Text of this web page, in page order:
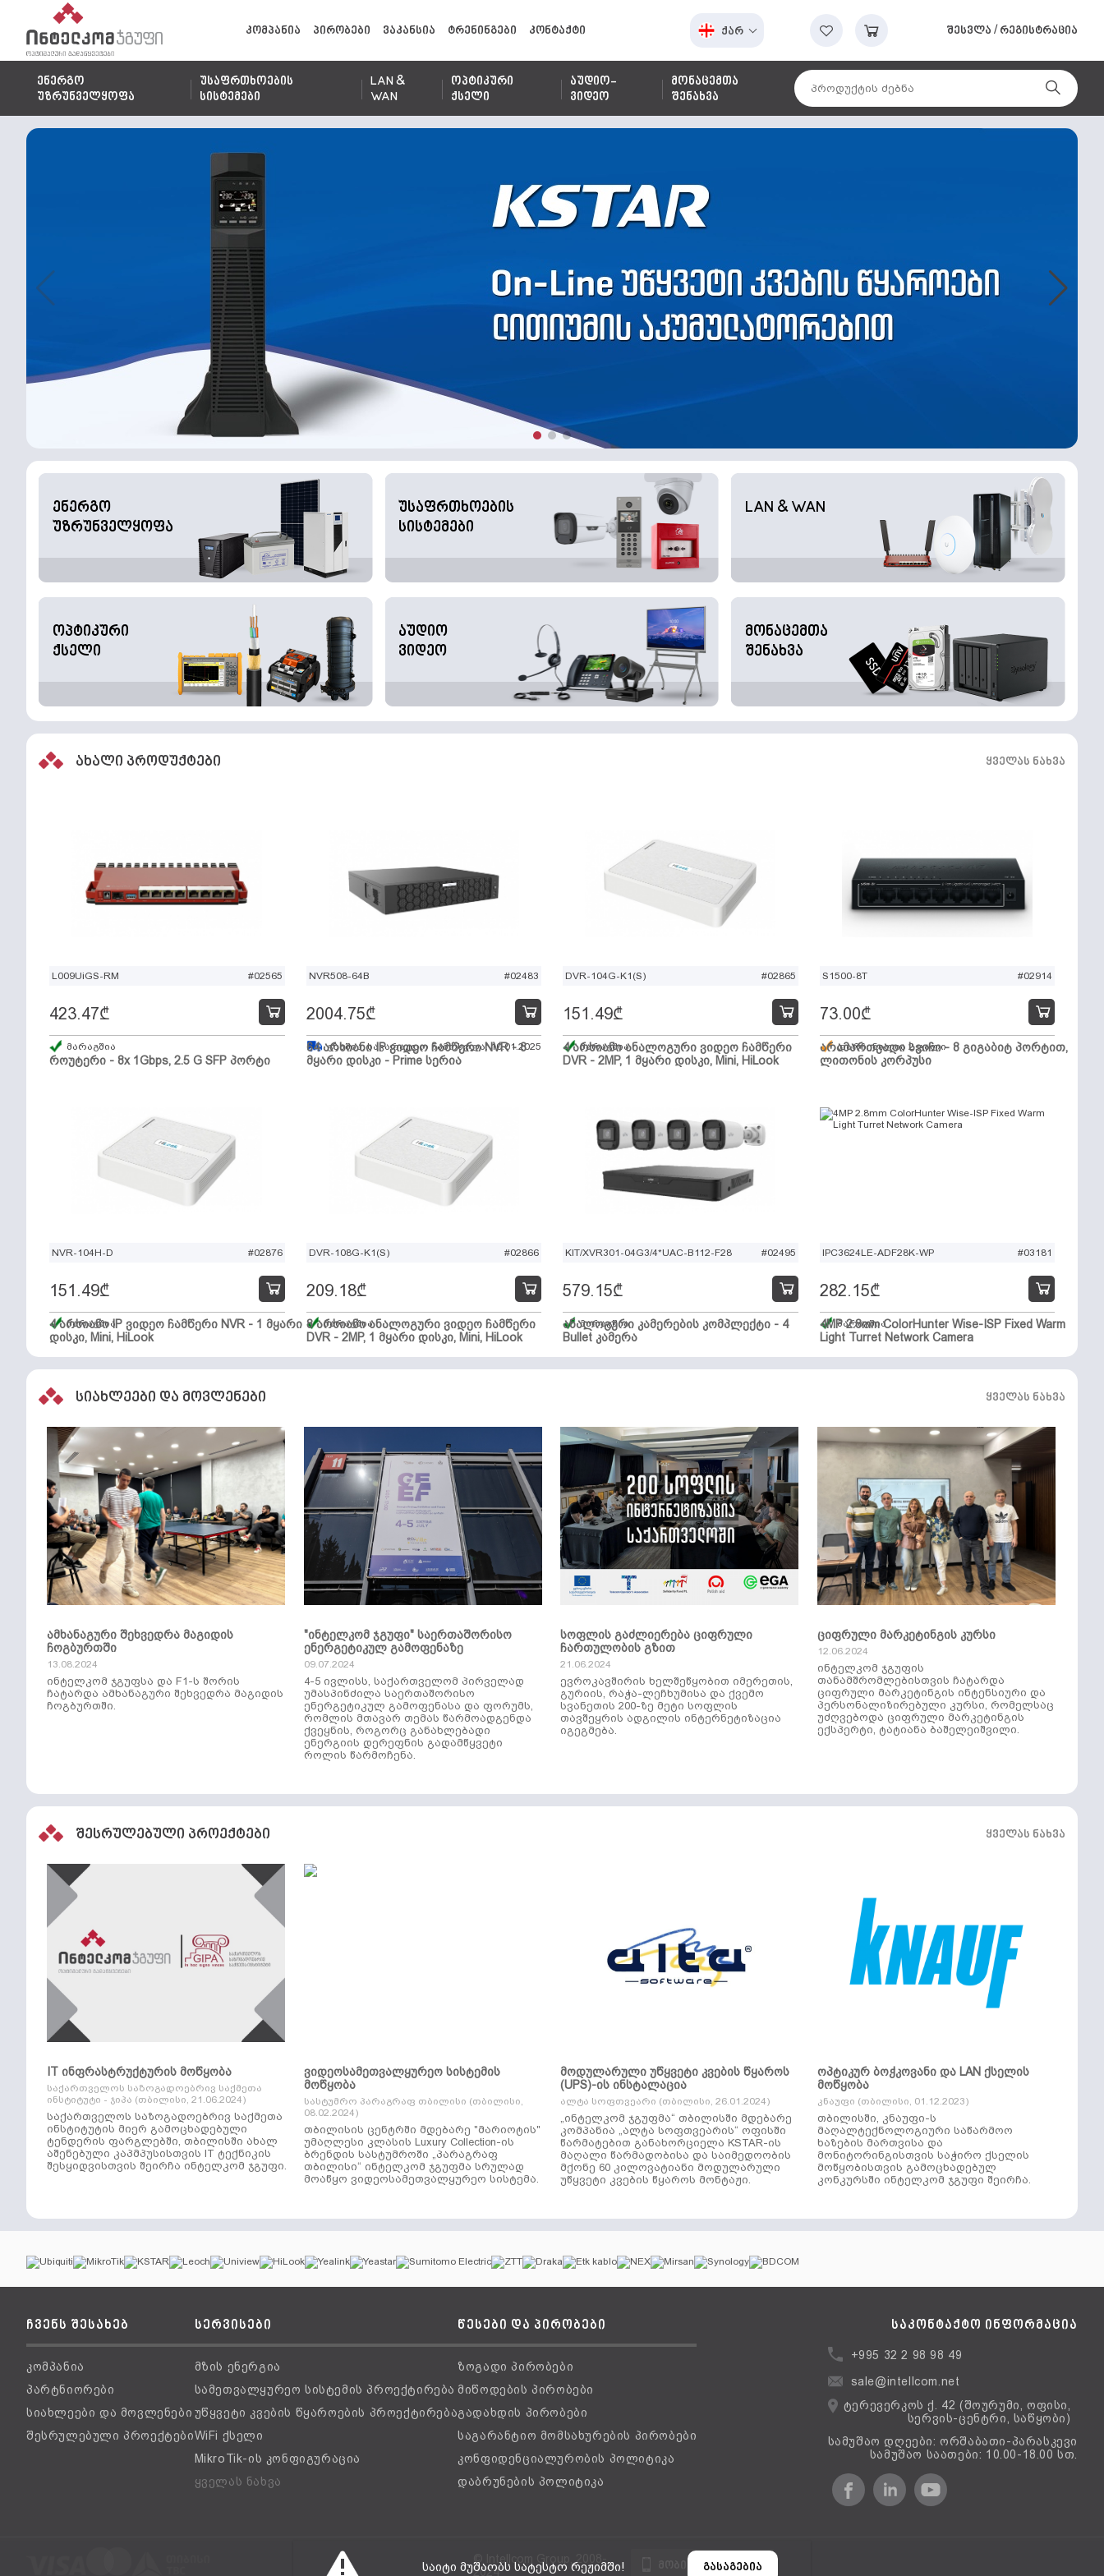
კომპანია პირობები ვაკანსია ტრენინგები კონტაქტი ქარ შესვლა / რეგისტრაცია
ენერგო
უზრუნველყოფა
უსაფრთხოების
სისტემები
LAN &
WAN
ოპტიკური
ქსელი
აუდიო-
ვიდეო
მონაცემთა
შენახვა
ენერგო
უზრუნველყოფა
უსაფრთხოების
სისტემები
LAN & WAN
ოპტიკური
ქსელი
აუდიო
ვიდეო
მონაცემთა
შენახვა
ახალი პროდუქტები ყველას ნახვა
L009UiGS-RM #02565
როუტერი - 8x 1Gbps, 2.5 G SFP პორტი
423.47₾
მარაგშია
NVR508-64B #02483
64 არხიანი IP ვიდეო ჩამწერი NVR - 8
მყარი დისკი - Prime სერია
2004.75₾
გზაშია, სავარაუდო ჩამოსვლა: 10.01.2025
DVR-104G-K1(S) #02865
4 არხიანი ანალოგური ვიდეო ჩამწერი
DVR - 2MP, 1 მყარი დისკი, Mini, HiLook
151.49₾
მარაგშია
S1500-8T #02914
არამართვადი სვიჩი - 8 გიგაბიტ პორტით,
ლითონის კორპუსი
73.00₾
დარჩენილია 2 ცალი
NVR-104H-D #02876
4 არხიანი IP ვიდეო ჩამწერი NVR - 1 მყარი
დისკი, Mini, HiLook
151.49₾
მარაგშია
DVR-108G-K1(S) #02866
8 არხიანი ანალოგური ვიდეო ჩამწერი
DVR - 2MP, 1 მყარი დისკი, Mini, HiLook
209.18₾
მარაგშია
KIT/XVR301-04G3/4*UAC-B112-F28 #02495
ანალოგური კამერების კომპლექტი - 4
Bullet კამერა
579.15₾
მარაგშია
IPC3624LE-ADF28K-WP #03181
4MP 2.8mm ColorHunter Wise-ISP Fixed Warm
Light Turret Network Camera
282.15₾
მარაგშია
სიახლეები და მოვლენები ყველას ნახვა
ამხანაგური შეხვედრა მაგიდის
ჩოგბურთში
13.08.2024
ინტელკომ ჯგუფსა და F1-ს შორის
ჩატარდა ამხანაგური შეხვედრა მაგიდის
ჩოგბურთში.
"ინტელკომ ჯგუფი" საერთაშორისო
ენერგეტიკულ გამოფენაზე
09.07.2024
4-5 ივლისს, საქართველომ პირველად
უმასპინძილა საერთაშორისო
ენერგეტიკულ გამოფენასა და ფორუმს,
რომლის მთავარ თემას წარმოადგენდა
ქვეყნის, როგორც განახლებადი
ენერგიის დერეფნის გადამწყვეტი
როლის წარმოჩენა.
სოფლის გაძლიერება ციფრული
ჩართულობის გზით
21.06.2024
ევროკავშირის ხელშეწყობით იმერეთის,
გურიის, რაჭა-ლეჩხუმისა და ქვემო
სვანეთის 200-ზე მეტი სოფლის
თავშეყრის ადგილის ინტერნეტიზაცია
იგეგმება.
ციფრული მარკეტინგის კურსი
12.06.2024
ინტელკომ ჯგუფის
თანამშრომლებისთვის ჩატარდა
ციფრული მარკეტინგის ინტენსიური და
პერსონალიზირებული კურსი, რომელსაც
უძღვებოდა ციფრული მარკეტინგის
ექსპერტი, ტატიანა ბაშელეიშვილი.
შესრულებული პროექტები ყველას ნახვა
IT ინფრასტრუქტურის მოწყობა
საქართველოს საზოგადოებრივ საქმეთა
ინსტიტუტი - ჯიპა (თბილისი, 21.06.2024)
საქართველოს საზოგადოებრივ საქმეთა
ინსტიტუტის მიერ გამოცხადებული
ტენდერის ფარგლებში, თბილისში ახალ
აშენებული კაპმპუსისთვის IT ტექნიკის
შესყიდვისთვის შეირჩა ინტელკომ ჯგუფი.
ვიდეოსამეთვალყურეო სისტემის
მოწყობა
სასტუმრო პარაგრაფ თბილისი (თბილისი,
08.02.2024)
თბილისის ცენტრში მდებარე "მარიოტის"
უმაღლესი კლასის Luxury Collection-ის
ბრენდის სასტუმროში „პარაგრაფ
თბილისი“ ინტელკომ ჯგუფმა სრულად
მოაწყო ვიდეოსამეთვალყურეო სისტემა.
მოდულარული უწყვეტი კვების წყაროს
(UPS)-ის ინსტალაცია
ალტა სოფთვეარი (თბილისი, 26.01.2024)
„ინტელკომ ჯგუფმა“ თბილისში მდებარე
კომპანია „ალტა სოფთვეარის“ ოფისში
წარმატებით განახორციელა KSTAR-ის
მაღალი წარმადობისა და საიმედოობის
მქონე 60 კილოვატიანი მოდულარული
უწყვეტი კვების წყაროს მონტაჟი.
ოპტიკურ ბოჭკოვანი და LAN ქსელის
მოწყობა
კნაუფი (თბილისი, 01.12.2023)
თბილისში, კნაუფი-ს
მაღალტექნოლოგიური საწარმოო
ხაზების მართვისა და
მონიტორინგისთვის საჭირო ქსელის
მოწყობისთვის გამოცხადებულ
კონკურსში ინტელკომ ჯგუფი შეირჩა.
ჩვენს შესახებ
კომპანია
პარტნიორები
სიახლეები და მოვლენები
შესრულებული პროექტები
სერვისები
მზის ენერგია
სამეთვალყურეო სისტემის პროექტირება
უწყვეტი კვების წყაროების პროექტირება
WiFi ქსელი
MikroTik-ის კონფიგურაცია
ყველას ნახვა
წესები და პირობები
ზოგადი პირობები
მიწოდების პირობები
გადახდის პირობები
საგარანტიო მომსახურების პირობები
კონფიდენციალურობის პოლიტიკა
დაბრუნების პოლიტიკა
საკონტაქტო ინფორმაცია
+995 32 2 98 98 49
sale@intellcom.net
ტერევერკოს ქ. 42 (შოურუმი, ოფისი,
სერვის-ცენტრი, საწყობი)
სამუშაო დღეები: ორშაბათი-პარასკევი
სამუშაო საათები: 10.00-18.00 სთ.
2024
მობილური ვერსია
საიტი მუშაობს სატესტო რეჟიმში! გასაგებია